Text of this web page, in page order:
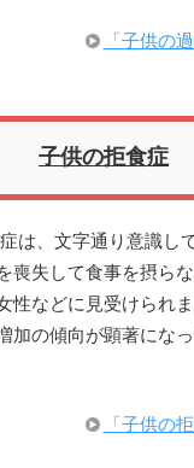
「子供の
子供の拒食症
は、文字通り意識し
喪失して食事を摂ら
性などに見受けられ
加の傾向が顕著にな
「子供の